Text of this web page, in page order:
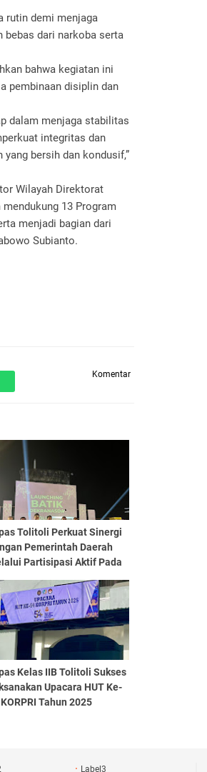
rutin demi menjaga
bebas dari narkoba serta
bahwa kegiatan ini
pembinaan disiplin dan
dalam menjaga stabilitas
integritas dan
bersih dan kondusif,”
Wilayah Direktorat
13 Program
menjadi bagian dari
Subianto.
Komentar
Tolitoli Perkuat Sinergi
Pemerintah Daerah
Partisipasi Aktif Pada
Lounching Batik Motif
Kelas IIB Tolitoli Sukses
Upacara HUT Ke-
Tahun 2025
Label3